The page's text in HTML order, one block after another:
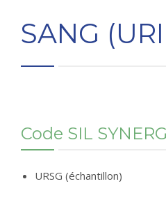
SANG
Code SIL
URSG (échantillon)